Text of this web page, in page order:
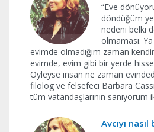
“Eve
döndüğüm
nedeni belki
olmaması.
evimde olmadığım zaman
evimde, evim gibi bir yerde
Öyleyse insan ne zaman
filolog ve felsefeci Barbara
tüm vatandaşlarının sanıyorum
Avcıyı